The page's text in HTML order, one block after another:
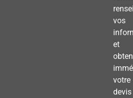
vos
et
votre
devis